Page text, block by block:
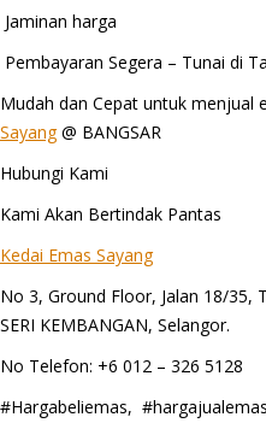
Jaminan harga
Pembayaran Segera – Tunai di
Mudah dan Cepat untuk menjual
Sayang@ BANGSAR
Hubungi Kami
Kami Akan Bertindak Pantas
Kedai Emas Sayang
No 3, Ground Floor, Jalan 18/35,
SERI KEMBANGAN, Selangor.
No Telefon: +6 012 – 326 5128
#Hargabeliemas,